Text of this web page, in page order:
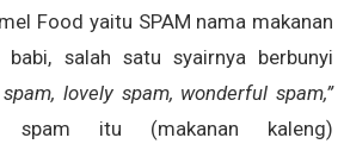
Food yaitu SPAM nama makanan
salah satu syairnya berbunyi
lovely spam, wonderful spam,”
spam itu (makanan kaleng)